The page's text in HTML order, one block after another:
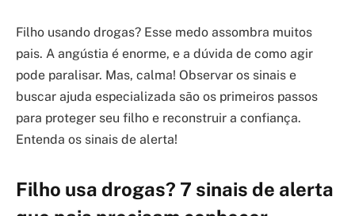
Filho usando drogas? Esse medo assombra muitos
pais. A angústia é enorme, e a dúvida de como agir
pode paralisar. Mas, calma! Observar os sinais e
buscar ajuda especializada são os primeiros passos
para proteger seu filho e reconstruir a confiança.
Entenda os sinais de alerta!
Filho usa drogas? 7 sinais de alerta